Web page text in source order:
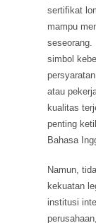
sertifikat
mampu
seseorang.
simbol
atau
kualitas
penting
Bahasa
Namun,
kekuatan
institusi